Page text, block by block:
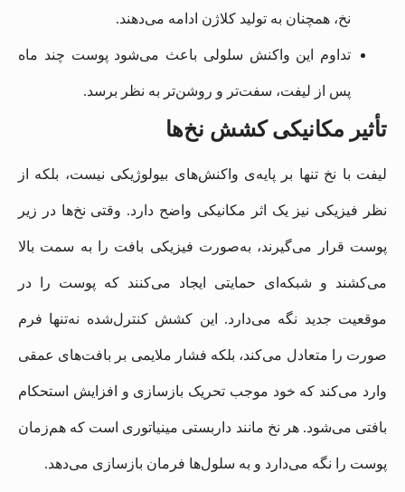
نخ، همچنان به تولید کلاژن ادامه می‌دهند.
تداوم این واکنش سلولی باعث می‌شود پوست چند ماه
پس از لیفت، سفت‌تر و روشن‌تر به نظر برسد.
تأثیر مکانیکی کشش نخ‌ها
لیفت با نخ تنها بر پایه‌ی واکنش‌های بیولوژیکی نیست، بلکه از
نظر فیزیکی نیز یک اثر مکانیکی واضح دارد. وقتی نخ‌ها در زیر
پوست قرار می‌گیرند، به‌صورت فیزیکی بافت را به سمت بالا
می‌کشند و شبکه‌ای حمایتی ایجاد می‌کنند که پوست را در
موقعیت جدید نگه می‌دارد. این کشش کنترل‌شده نه‌تنها فرم
صورت را متعادل می‌کند، بلکه فشار ملایمی بر بافت‌های عمقی
وارد می‌کند که خود موجب تحریک بازسازی و افزایش استحکام
بافتی می‌شود. هر نخ مانند داربستی مینیاتوری است که هم‌زمان
پوست را نگه می‌دارد و به سلول‌ها فرمان بازسازی می‌دهد.